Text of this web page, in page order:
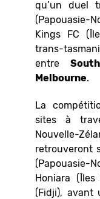
qu’un duel
(Papouasie-
Kings FC
trans-
entre
Melbourne.
La
sites à
Nouvelle-
retrouveront
(Papouasie-
Honiara
(Fidji), avant